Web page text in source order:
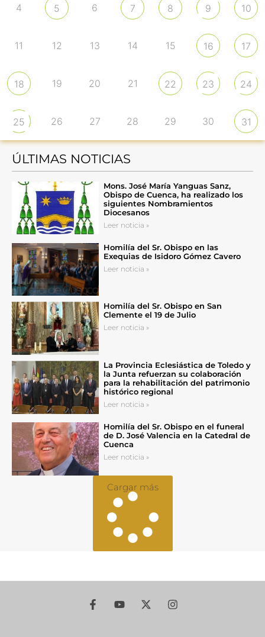
4 5 6 7 8 9 10
11 12 13 14 15 16 17
18 19 20 21 22 23 24
25 26 27 28 29 30 31
ÚLTIMAS NOTICIAS
Mons. José María Yanguas Sanz,
Obispo de Cuenca, ha realizado los
siguientes Nombramientos
Diocesanos
Leer noticia »
Homilía del Sr. Obispo en las
Exequias de Isidoro Gómez Cavero
Leer noticia »
Homilía del Sr. Obispo en San
Clemente el 19 de Julio
Leer noticia »
La Provincia Eclesiástica de Toledo y
la Junta refuerzan su colaboración
para la rehabilitación del patrimonio
histórico regional
Leer noticia »
Homilía del Sr. Obispo en el funeral
de D. José Valencia en la Catedral de
Cuenca
Leer noticia »
Cargar más